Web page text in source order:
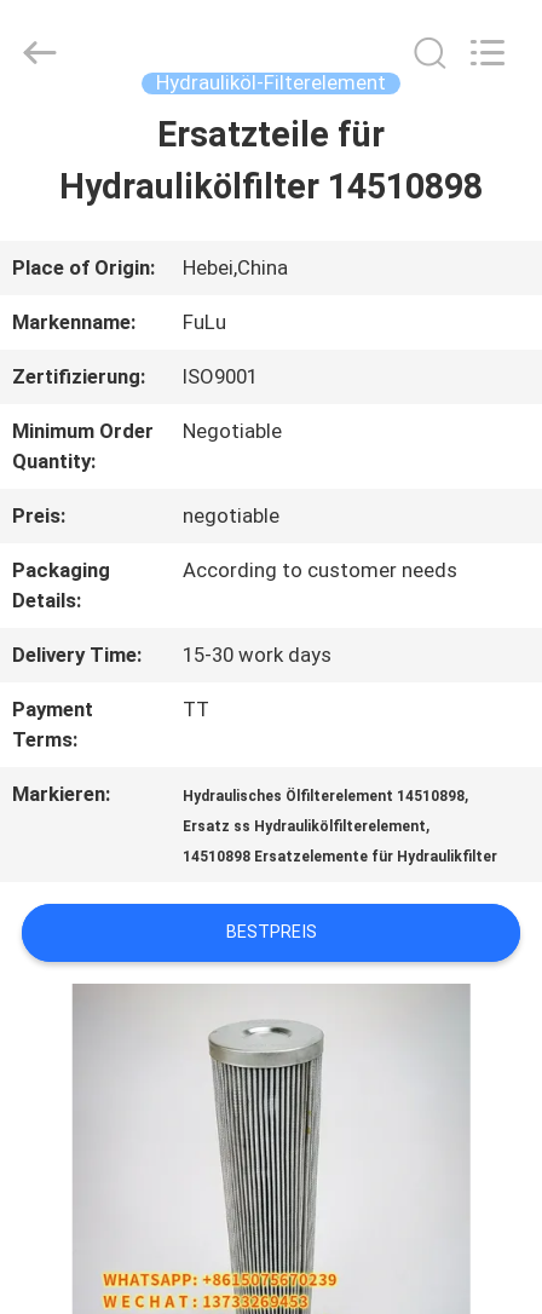
VIDEOS
UNS
AUSFLUG
QUALITÄTSKONTROLLE
UNS
VERBINDUNG
NACHRICHTEN
SITEMAP
Hydrauliköl-Filterelement
Ersatzteile für
Hydraulikölfilter 14510898
Place of Origin: Hebei,China
Markenname: FuLu
Zertifizierung: ISO9001
Minimum Order
Quantity:
Negotiable
Preis: negotiable
Packaging
Details:
According to customer needs
Delivery Time: 15-30 work days
Payment
Terms:
TT
Markieren: Hydraulisches Ölfilterelement 14510898,
Ersatz ss Hydraulikölfilterelement,
14510898 Ersatzelemente für Hydraulikfilter
BESTPREIS